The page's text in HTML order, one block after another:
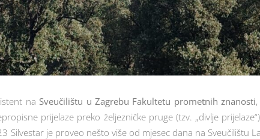
na Sveučilištu u Zagrebu Fakultetu prometnih znanosti
prijelaze preko željezničke pruge (tzv. „divlje
Silvestar je proveo nešto više od mjesec dana na Sveučilištu